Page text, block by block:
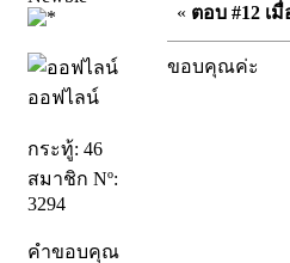
ออฟไลน์
กระทู้: 46
สมาชิก Nº:
3294
คำขอบคุณ
« ตอบ #12 เมื่
ขอบคุณค่ะ